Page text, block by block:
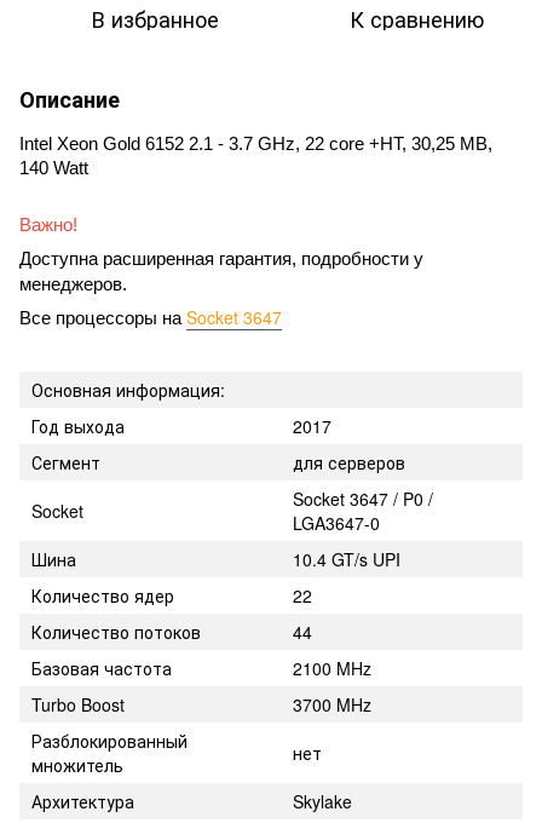
В избранное К сравнению
Описание
Intel Xeon Gold 6152 2.1 - 3.7 GHz, 22 core +HT, 30,25 MB,
140 Watt
Важно!
Доступна расширенная гарантия, подробности у
менеджеров.
Все процессоры на Socket 3647
Основная информация:
Год выхода
2017
Сегмент
для серверов
Socket
Socket 3647 / P0 /
LGA3647-0
Шина
10.4 GT/s UPI
Количество ядер
22
Количество потоков
44
Базовая частота
2100 MHz
Turbo Boost
3700 MHz
Разблокированный
множитель
нет
Архитектура
Skylake